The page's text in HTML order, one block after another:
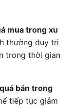
mua trong xu
thường duy trì
trong thời gian
bán trong
tiếp tục giảm